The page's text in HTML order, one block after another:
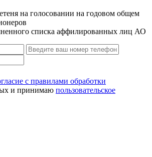
на голосовании на годовом общем
списка аффилированных лиц АО
с правилами обработки
и принимаю пользовательское